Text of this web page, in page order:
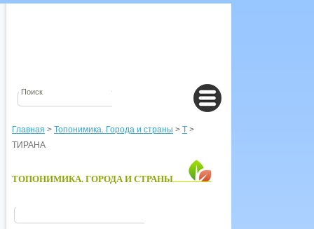
Главная > Топонимика. Города и страны > Т >
ТИРАНА
ТОПОНИМИКА. ГОРОДА И СТРАНЫ